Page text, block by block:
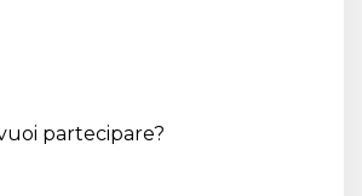
partecipare?